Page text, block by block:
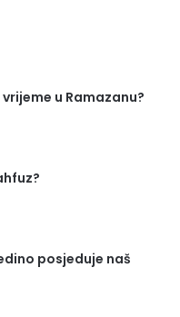
u Ramazanu?
posjeduje naš